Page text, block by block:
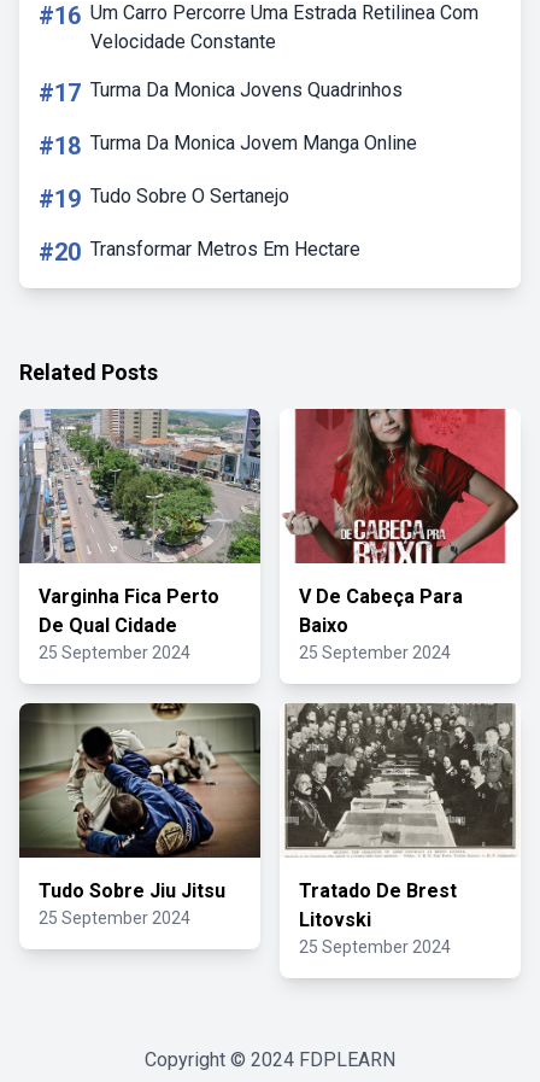
#16 Um Carro Percorre Uma Estrada Retilinea Com
Velocidade Constante
#17 Turma Da Monica Jovens Quadrinhos
#18 Turma Da Monica Jovem Manga Online
#19 Tudo Sobre O Sertanejo
#20 Transformar Metros Em Hectare
Related Posts
Varginha Fica Perto
De Qual Cidade
25 September 2024
V De Cabeça Para
Baixo
25 September 2024
Tudo Sobre Jiu Jitsu
25 September 2024
Tratado De Brest
Litovski
25 September 2024
Copyright © 2024 FDPLEARN